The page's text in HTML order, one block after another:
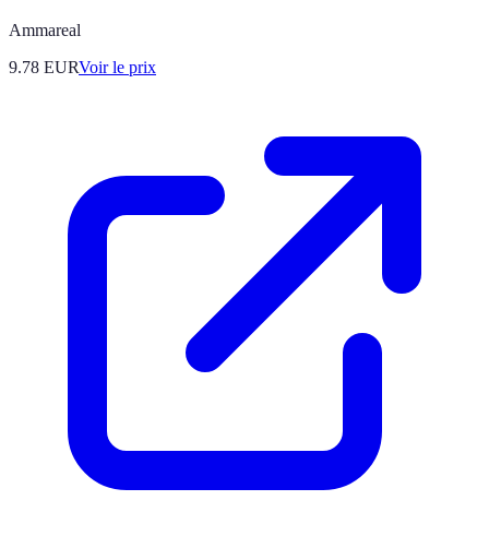
Ammareal
9.78 EURVoir le prix